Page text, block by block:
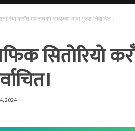
कराँते महासंघको अध्यक्षमा दावा गुरुङ निर्वाचित।
सितोरियो
2024